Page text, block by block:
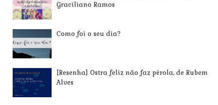
Graciliano Ramos
Como foi o seu dia?
[Resenha] Ostra feliz não faz pérola, de Rubem
Alves